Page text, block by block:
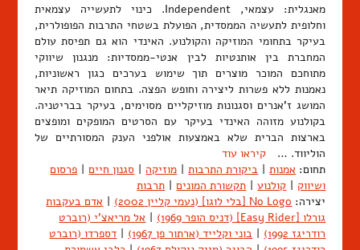
מאנגלית: עצמאי, Independent. כינוי לתעשייה עצמאית
וחלופית לתעשיה הממסדית, הפועלת בשטחי התרבות הפופולרית,
בעיקר בתחומי המוזיקה והקולנוע. האינדי הוא גם תפיסת עולם
המחברת בין אותנטיות לבין אנטי-ממסדיות: מנגנון שיווקי
מתוחכם המוכר מוצרים תוך שימוש בערכים כגון ראשוניות,
נאמנות ללא פשרות ליצירה וחופש הפצה. בתחום המוזיקה תיאר
המושג ז'אנרים וסגנונות מוזיקליים מסוימים, בעיקר בבריטניה.
בקולנוע מזוהה האינדי בעיקר עם הסרטים המופקים ומופצים
בארצות הברית שלא באמצעות אולפני הענק המסורתיים של
הוליווד. … קיראו עוד
תחום: אמנות | ביקורת התרבות | מוזיקה | סגנון חיים | פרסום
ושיווק | קולנוע | תקשורת המונים | תרבות
יצירה: No Logo [בלי לוגו] (נעמי קליין 2002) | אדם בעקבות
גורלו [Easy Rider] (דניס הופר 1969)
| אל מריאצ'י (רוברט
רודריגז 1992)
| בוני וקלייד (ארתור פן 1967) | דספרדו (רוברט